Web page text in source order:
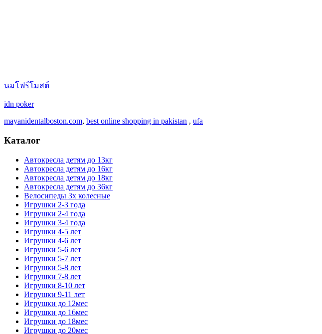
นมโฟร์โมสต์
idn poker
mayanidentalboston.com, best online shopping in pakistan , ufa
Каталог
Автокресла детям до 13кг
Автокресла детям до 16кг
Автокресла детям до 18кг
Автокресла детям до 36кг
Велосипеды 3х колесные
Игрушки 2-3 года
Игрушки 2-4 года
Игрушки 3-4 года
Игрушки 4-5 лет
Игрушки 4-6 лет
Игрушки 5-6 лет
Игрушки 5-7 лет
Игрушки 5-8 лет
Игрушки 7-8 лет
Игрушки 8-10 лет
Игрушки 9-11 лет
Игрушки до 12мес
Игрушки до 16мес
Игрушки до 18мес
Игрушки до 20мес